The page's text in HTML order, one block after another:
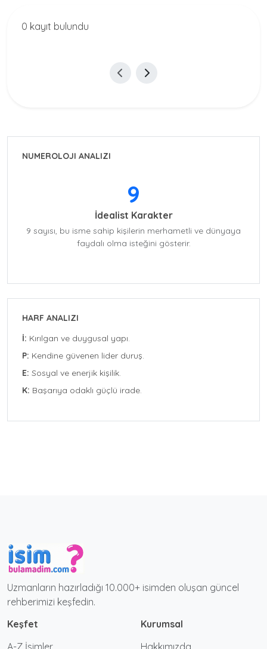
0 kayıt bulundu
NUMEROLOJI ANALIZI
9
İdealist Karakter
9 sayısı, bu isme sahip kişilerin merhametli ve dünyaya
faydalı olma isteğini gösterir.
HARF ANALIZI
İ: Kırılgan ve duygusal yapı.
P: Kendine güvenen lider duruş.
E: Sosyal ve enerjik kişilik.
K: Başarıya odaklı güçlü irade.
Uzmanların hazırladığı 10.000+ isimden oluşan güncel
rehberimizi keşfedin.
Keşfet
A-Z İsimler
Kurumsal
Hakkımızda